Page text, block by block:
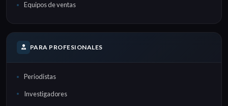
Equipos de ventas
PARA PROFESIONALES
Periodistas
Investigadores